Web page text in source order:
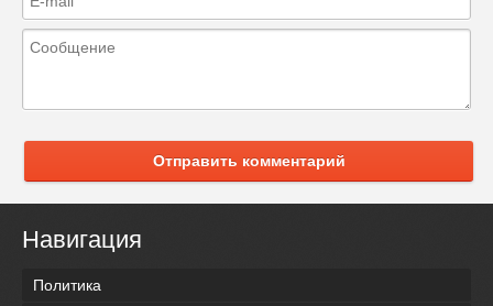
Отправить комментарий
Навигация
Политика